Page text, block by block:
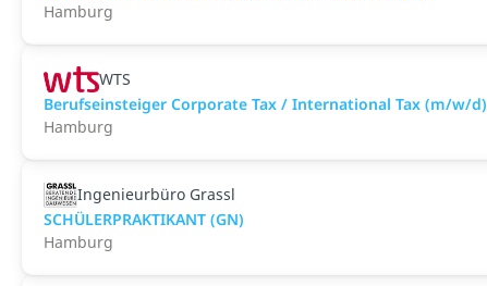
Hamburg
WTS
Berufseinsteiger Corporate Tax / International Tax (m/w/d)
Hamburg
Ingenieurbüro Grassl
SCHÜLERPRAKTIKANT (GN)
Hamburg